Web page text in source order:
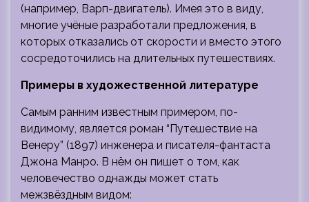
(например, Варп-двигатель). Имея это в виду,
многие учёные разработали предложения, в
которых отказались от скорости и вместо этого
сосредоточились на длительных путешествиях.
Примеры в художественной литературе
Самым ранним известным примером, по-
видимому, является роман “Путешествие на
Венеру” (1897) инженера и писателя-фантаста
Джона Манро. В нём он пишет о том, как
человечество однажды может стать
межзвёздным видом: